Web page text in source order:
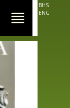
BHS
ENG